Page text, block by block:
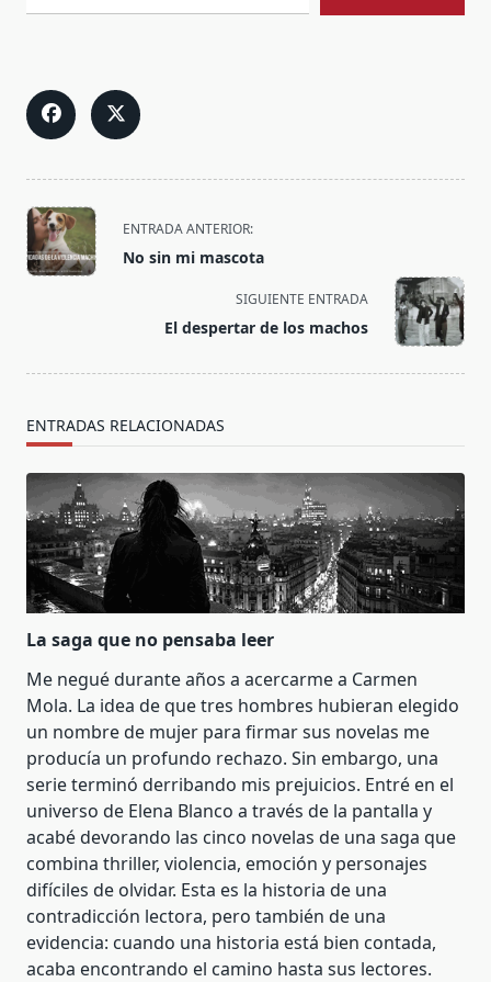
<span
class="nav-
subtitle
ENTRADA ANTERIOR:
No sin mi mascota
SIGUIENTE ENTRADA
El despertar de los machos
ENTRADAS RELACIONADAS
La saga que no pensaba leer
Me negué durante años a acercarme a Carmen
Mola. La idea de que tres hombres hubieran elegido
un nombre de mujer para firmar sus novelas me
producía un profundo rechazo. Sin embargo, una
serie terminó derribando mis prejuicios. Entré en el
universo de Elena Blanco a través de la pantalla y
acabé devorando las cinco novelas de una saga que
combina thriller, violencia, emoción y personajes
difíciles de olvidar. Esta es la historia de una
contradicción lectora, pero también de una
evidencia: cuando una historia está bien contada,
acaba encontrando el camino hasta sus lectores.